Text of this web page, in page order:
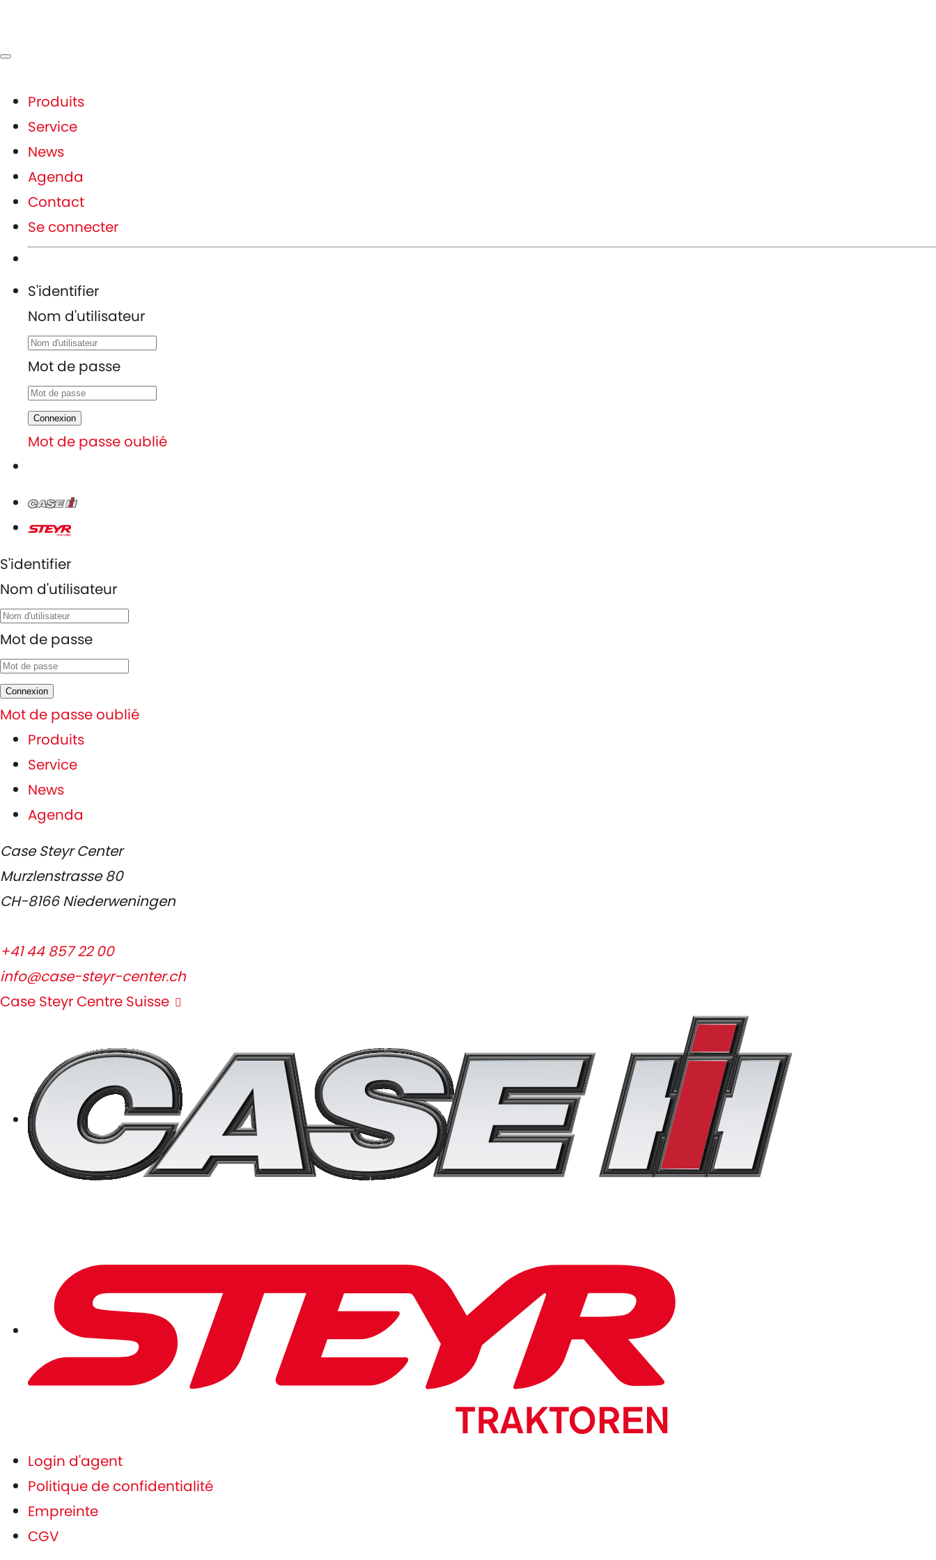
Produits
Service
News
Agenda
Contact
Se connecter
S'identifier
Nom d'utilisateur
Mot de passe
Connexion
Mot de passe oublié
S'identifier
Nom d'utilisateur
Mot de passe
Connexion
Mot de passe oublié
Produits
Service
News
Agenda
Case Steyr Center
Murzlenstrasse 80
CH-8166 Niederweningen
+41 44 857 22 00
info@case-steyr-center.ch
Case Steyr Centre Suisse
Login d'agent
Politique de confidentialité
Empreinte
CGV